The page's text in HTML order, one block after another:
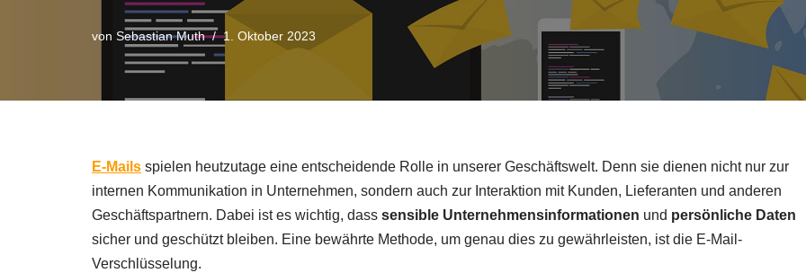
von Sebastian Muth 1. Oktober 2023
E-Mails spielen heutzutage eine entscheidende Rolle in unserer Geschäftswelt. Denn sie dienen nicht nur zur
internen Kommunikation in Unternehmen, sondern auch zur Interaktion mit Kunden, Lieferanten und anderen
Geschäftspartnern. Dabei ist es wichtig, dass sensible Unternehmensinformationen und persönliche Daten
sicher und geschützt bleiben. Eine bewährte Methode, um genau dies zu gewährleisten, ist die E-Mail-
Verschlüsselung.